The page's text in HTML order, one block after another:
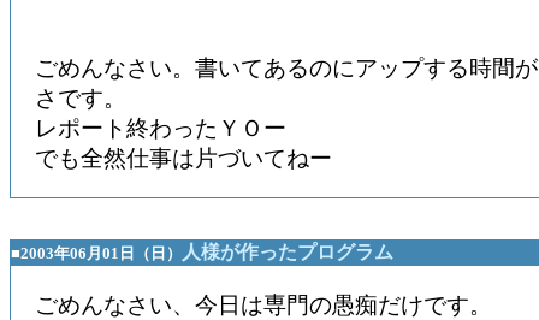
ごめんなさい。書いてあるのにアップする時間
さです。
レポート終わったＹＯー
でも全然仕事は片づいてねー
■2003年06月01日（日） 人様が作ったプログラム
ごめんなさい、今日は専門の愚痴だけです。